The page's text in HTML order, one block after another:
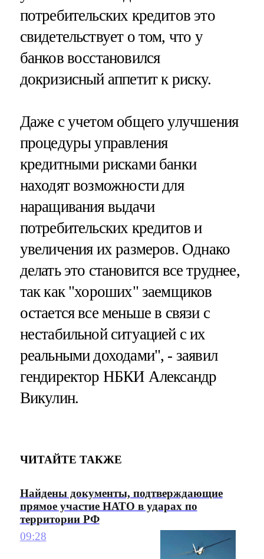
потребительских кредитов это
свидетельствует о том, что у
банков восстановился
докризисный аппетит к риску.
Даже с учетом общего улучшения
процедуры управления
кредитными рисками банки
находят возможности для
наращивания выдачи
потребительских кредитов и
увеличения их размеров. Однако
делать это становится все труднее,
так как "хороших" заемщиков
остается все меньше в связи с
нестабильной ситуацией с их
реальными доходами", - заявил
гендиректор НБКИ Александр
Викулин.
ЧИТАЙТЕ ТАКЖЕ
Найдены документы, подтверждающие
прямое участие НАТО в ударах по
территории РФ
09:28